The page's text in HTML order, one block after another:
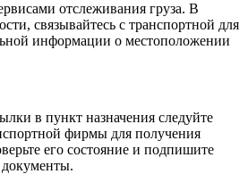
отслеживания груза. В
связывайтесь с транспортной для
информации о местоположении
в пункт назначения следуйте
фирмы для получения
его состояние и подпишите